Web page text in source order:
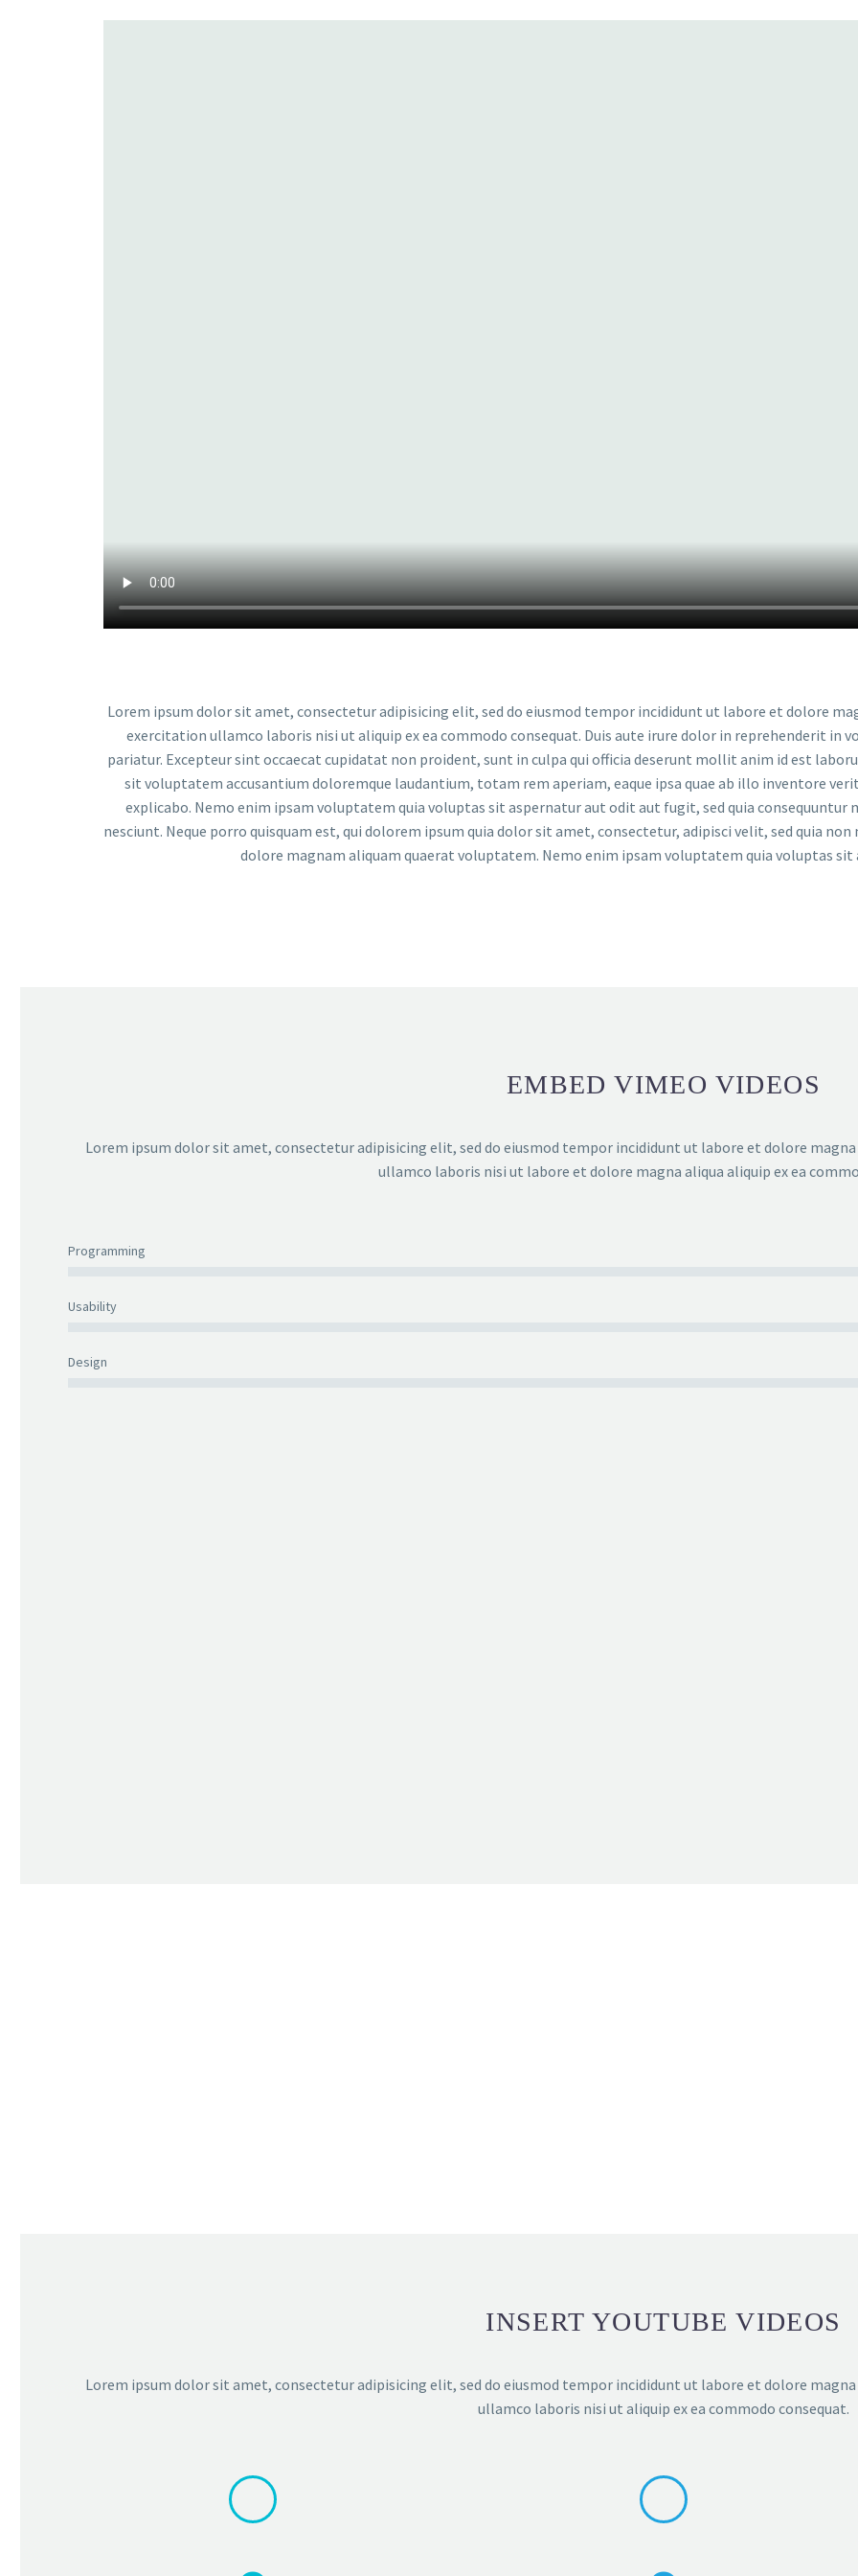
Lorem ipsum dolor sit amet, consectetur adipisicing elit, sed do eiusmod tempor incididunt ut labore et dolore
exercitation ullamco laboris nisi ut aliquip ex ea commodo consequat. Duis aute irure dolor in reprehenderit in
pariatur. Excepteur sint occaecat cupidatat non proident, sunt in culpa qui officia deserunt mollit anim id est
sit voluptatem accusantium doloremque laudantium, totam rem aperiam, eaque ipsa quae ab illo inventore
explicabo. Nemo enim ipsam voluptatem quia voluptas sit aspernatur aut odit aut fugit, sed quia consequuntur
nesciunt. Neque porro quisquam est, qui dolorem ipsum quia dolor sit amet, consectetur, adipisci velit, sed quia
dolore magnam aliquam quaerat voluptatem. Nemo enim ipsam voluptatem quia voluptas
EMBED VIMEO VIDEOS
Lorem ipsum dolor sit amet, consectetur adipisicing elit, sed do eiusmod tempor incididunt ut labore et dolore
ullamco laboris nisi ut labore et dolore magna aliqua aliquip ex ea
Programming
Usability
Design
INSERT YOUTUBE VIDEOS
Lorem ipsum dolor sit amet, consectetur adipisicing elit, sed do eiusmod tempor incididunt ut labore et dolore
ullamco laboris nisi ut aliquip ex ea commodo consequat.